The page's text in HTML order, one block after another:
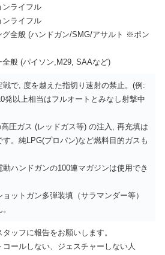
ンライフル
ンライフル
グ全般 (ハンドガン/SMG/アサルト ※ポン
般 (パイソン,M29, SAAなど)
で, 度を越えた指切り速射の禁止。(例:
発以上相当はフルオートとみなし射撃中
圧ガス (レッドガス等) の注入, 再充填は
。純LPG(プロパン)など燃料目的ガスも
ハンドガンの100連マガジンは使用でき
ットガン多弾装填（サラマンダー等）
ッフに報告をお願いします。
コールしない、ジェスチャーしない人